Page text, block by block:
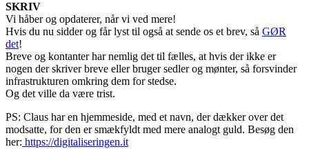
SKRIV
Vi håber og opdaterer, når vi ved mere!
Hvis du nu sidder og får lyst til også at sende os et brev, så GØR
det!
Breve og kontanter har nemlig det til fælles, at hvis der ikke er
nogen der skriver breve eller bruger sedler og mønter, så forsvinder
infrastrukturen omkring dem for stedse.
Og det ville da være trist.
PS: Claus har en hjemmeside, med et navn, der dækker over det
modsatte, for den er smækfyldt med mere analogt guld. Besøg den
her: https://digitaliseringen.it